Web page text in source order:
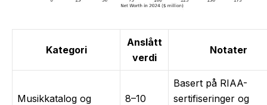
Kategori
Anslått
verdi
Notater
Musikkatalog og
8–10
Basert på RIAA-
sertifiseringer og